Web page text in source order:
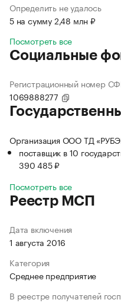
Определить не удалось
5 на сумму 2,48 млн ₽
Посмотреть все
Социальные
Регистрационный номер
1069888277
Организация ООО ТД
поставщик в 10
390 485 ₽
Посмотреть все
Реестр МСП
Дата включения
1 августа 2016
Категория
Среднее предприятие
В реестре получателей